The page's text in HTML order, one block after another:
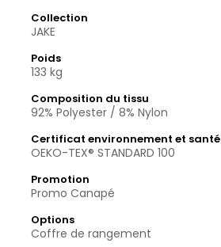
Collection
JAKE
Poids
133 kg
Composition du tissu
92% Polyester / 8% Nylon
Certificat environnement et santé
OEKO-TEX® STANDARD 100
Promotion
Promo Canapé
Options
Coffre de rangement